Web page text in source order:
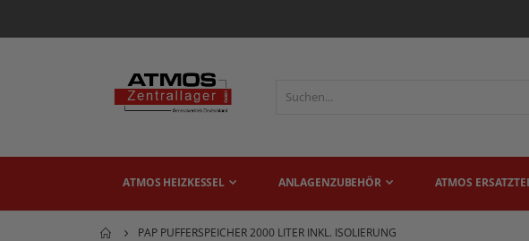
ATMOS HEIZKESSEL ANLAGENZUBEHÖR ATMOS
PAP PUFFERSPEICHER 2000 LITER INKL. ISOLIERUNG